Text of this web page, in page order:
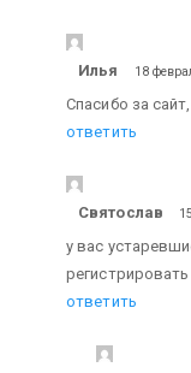
Илья 18
Спасибо за
ответить
Святослав
у вас
ответить